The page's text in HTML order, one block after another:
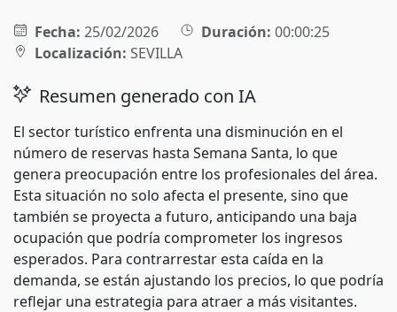
Fecha: 25/02/2026 Duración: 00:00:25
Localización: SEVILLA
Resumen generado con IA
El sector turístico enfrenta una disminución en el
número de reservas hasta Semana Santa, lo que
genera preocupación entre los profesionales del área.
Esta situación no solo afecta el presente, sino que
también se proyecta a futuro, anticipando una baja
ocupación que podría comprometer los ingresos
esperados. Para contrarrestar esta caída en la
demanda, se están ajustando los precios, lo que podría
reflejar una estrategia para atraer a más visitantes.